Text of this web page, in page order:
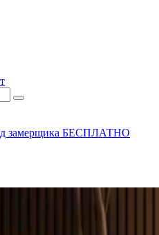
замерщика БЕСПЛАТНО